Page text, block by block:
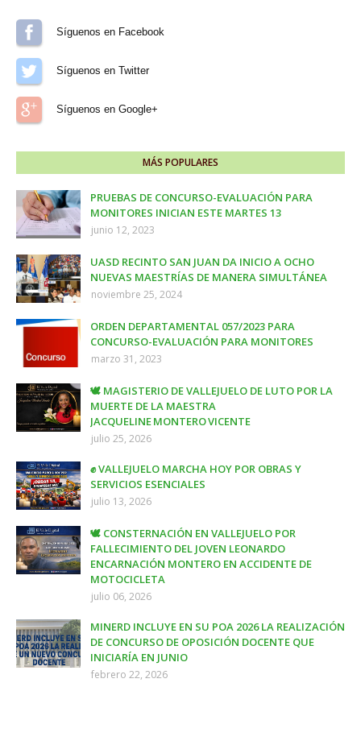
Síguenos en Facebook
Síguenos en Twitter
Síguenos en Google+
MÁS POPULARES
PRUEBAS DE CONCURSO-EVALUACIÓN PARA
MONITORES INICIAN ESTE MARTES 13
junio 12, 2023
UASD RECINTO SAN JUAN DA INICIO A OCHO
NUEVAS MAESTRÍAS DE MANERA SIMULTÁNEA
noviembre 25, 2024
ORDEN DEPARTAMENTAL 057/2023 PARA
CONCURSO-EVALUACIÓN PARA MONITORES
marzo 31, 2023
🕊️ MAGISTERIO DE VALLEJUELO DE LUTO POR LA
MUERTE DE LA MAESTRA
JACQUELINE MONTERO VICENTE
julio 25, 2026
✊ VALLEJUELO MARCHA HOY POR OBRAS Y
SERVICIOS ESENCIALES
julio 13, 2026
🕊️ CONSTERNACIÓN EN VALLEJUELO POR
FALLECIMIENTO DEL JOVEN LEONARDO
ENCARNACIÓN MONTERO EN ACCIDENTE DE
MOTOCICLETA
julio 06, 2026
MINERD INCLUYE EN SU POA 2026 LA REALIZACIÓN
DE CONCURSO DE OPOSICIÓN DOCENTE QUE
INICIARÍA EN JUNIO
febrero 22, 2026